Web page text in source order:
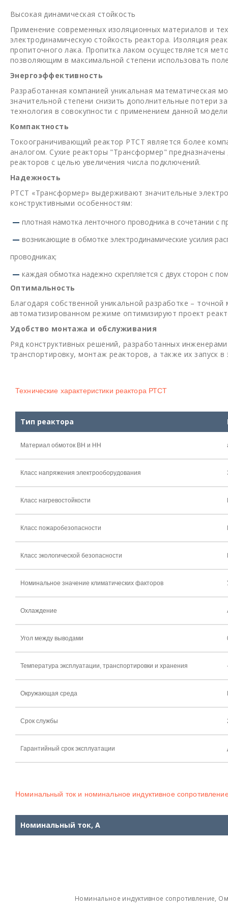
Высокая динамическая стойкость
Применение современных изоляционных материалов и
электродинамическую стойкость реактора. Изоляция
пропиточного лака. Пропитка лаком осуществляется
позволяющим в максимальной степени использовать
Энергоэффективность
Разработанная компанией уникальная математическая
значительной степени снизить дополнительные потери
технология в совокупности с применением данной
Компактность
Токоограничивающий реактор РТСТ является более
аналогом. Сухие реакторы "Трансформер"
реакторов с целью увеличения числа подключений.
Надежность
РТСТ «Трансформер» выдерживают значительные
конструктивными особенностям:
плотная намотка ленточного проводника в сочетании с
возникающие в обмотке электродинамические усилия
проводниках;
каждая обмотка надежно скрепляется с двух сторон с
Оптимальность
Благодаря собственной уникальной разработке –
автоматизированном режиме оптимизируют проект
Удобство монтажа и обслуживания
Ряд конструктивных решений, разработанных
транспортировку, монтаж реакторов, а также их запуск в
Технические характеристики реактора РТСТ
Тип реактора
Материал обмоток ВН и НН
Класс напряжения электрооборудования
Класс нагревостойкости
Класс пожаробезопасности
Класс экологической безопасности
Номинальное значение климатических факторов
Охлаждение
Угол между выводами
Температура эксплуатации, транспортировки и хранения
Окружающая среда
Срок службы
Гарантийный срок эксплуатации
Номинальный ток и номинальное индуктивное
Номинальный ток, А
Номинальное индуктивное сопротивление, Ом